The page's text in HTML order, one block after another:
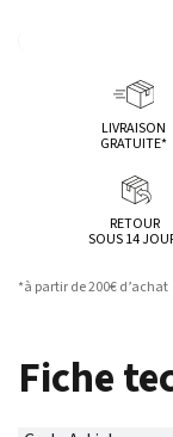
LIVRAISON
GRATUITE*
RETOUR
SOUS 14
*à partir de 200€ d’achat
Fiche